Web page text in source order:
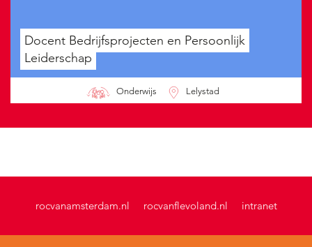
Docent Bedrijfsprojecten en Persoonlijk
Leiderschap
Onderwijs Lelystad
rocvanamsterdam.nl rocvanflevoland.nl intranet